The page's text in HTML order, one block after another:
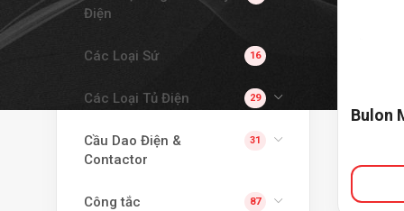
Điện
Các Loại Sứ 16
Các Loại Tủ Điện 29
Cầu Dao Điện &
Contactor
31
Công tắc 87
Bulon